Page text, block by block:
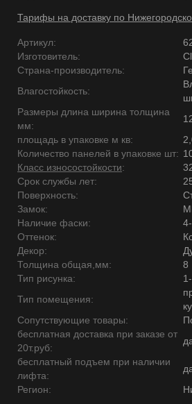
Тарифы на доставку по
Артикул:
Изготовитель:
Страна-производитель:
Влагостойкость:
Размеры длина ширина толщина
мм:
площадь в упаковке м кв:
Количество панелей в упаковке шт:
Класс износостойкости:
Срок службы лет:
Поверхность:
Замок:
Наличие фаски:
Оттенок:
Декор:
Толщина общая,мм:
8
Тип рисунка:
Тип помещения:
Сопутствующие товары:
бесплатная доставка при заказе от
20т.руб:
бесплатный подъем при наличии
лифта:
Регион: